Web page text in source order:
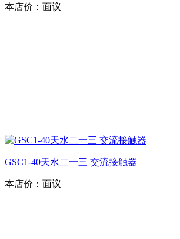
本店价： 面议
GSC1-40天水二一三 交流接触器
本店价： 面议